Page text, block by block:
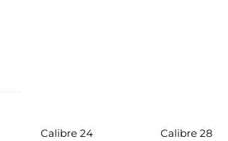
Calibre 24 Calibre 28